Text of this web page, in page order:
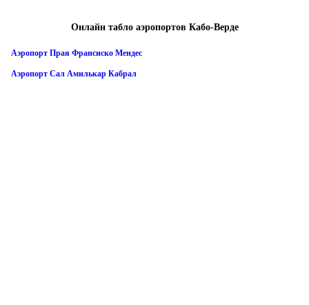
Онлайн табло аэропортов Кабо-Верде
Аэропорт Прая Франсиско Мендес
Аэропорт Сал Амилькар Кабрал